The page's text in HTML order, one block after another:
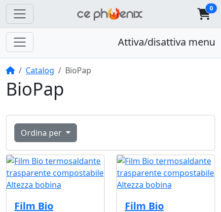
0
Attiva/disattiva menu
HomeCatalog BioPap
BioPap
Ordina per
Film Bio
Film Bio